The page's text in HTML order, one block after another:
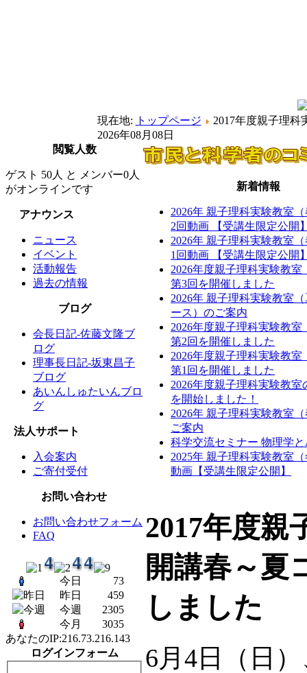
現在地: トップページ
2017年度親子理科
2026年08月08日
閲覧人数
ゲスト 50人 と メンバー0人
がオンラインです
アナウンス
ニュース
イベント
活動報告
過去の情報
ブログ
会長日記-佐藤文隆ブ
ログ
理事長日記-坂東昌子
ブログ
あいんしゅたいんブロ
グ
法人サポート
入会案内
ご寄付受付
お問い合わせ
お問い合わせフォーム
FAQ
今日
73
昨日
459
今週
2305
今月
3035
あなたのIP:216.73.216.143
ログインフォーム
新着情報
2026年 親子理科実験教室
2回動画 【受講生限定公開
2026年 親子理科実験教室
1回動画 【受講生限定公開
2026年度親子理科実験教室
第3回を開催しました
2026年 親子理科実験教室
ース）のご案内
2026年度親子理科実験教室
第2回を開催しました
2026年度親子理科実験教室
第1回を開催しました
2026年度親子理科実験教室
を開始しました！
2026年 親子理科実験教室
ご案内
科学交流セミナー 物理学
2025年 親子理科実験教室
動画【受講生限定公開】
2017年度親
開講春～夏
しました
6月4日（日